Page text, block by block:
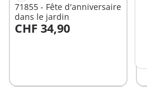
71855 - Fête d'anniversaire
dans le jardin
CHF 34,90
Au panier